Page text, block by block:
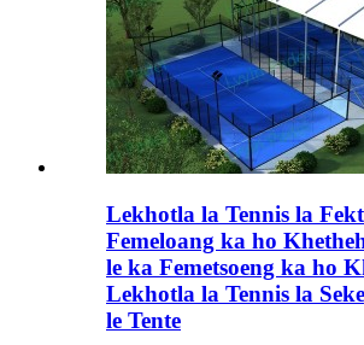
Lekhotla la Tennis la
Femeloang ka ho
le ka Femetsoeng ka ho
Lekhotla la Tennis la
le Tente